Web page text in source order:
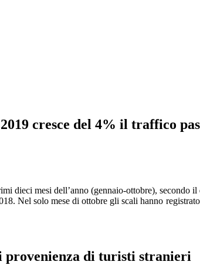
cresce del 4% il traffico
dieci mesi dell’anno (gennaio-ottobre),
Nel solo mese di ottobre gli scali hanno
provenienza di turisti stranieri